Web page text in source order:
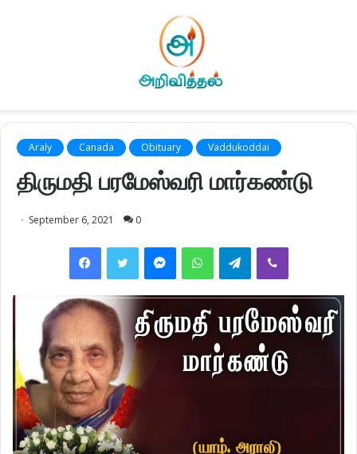
Araly Canada Obituary Vaddukoddai
திருமதி பரமேஸ்வரி மார்கண்டு
September 6, 2021 0
FacebookTwitter MessengerWhatsAppTelegramViber